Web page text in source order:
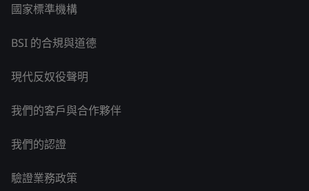
國家標準機構
BSI 的合規與道德
現代反奴役聲明
我們的客戶與合作夥伴
我們的認證
驗證業務政策